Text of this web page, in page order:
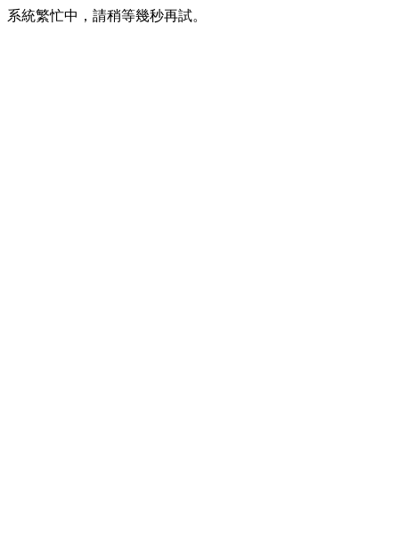
系統繁忙中，請稍等幾秒再試。